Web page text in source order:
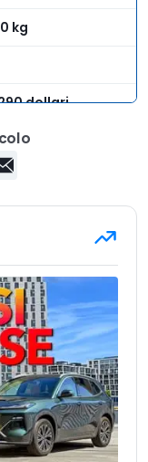
kg
dollari